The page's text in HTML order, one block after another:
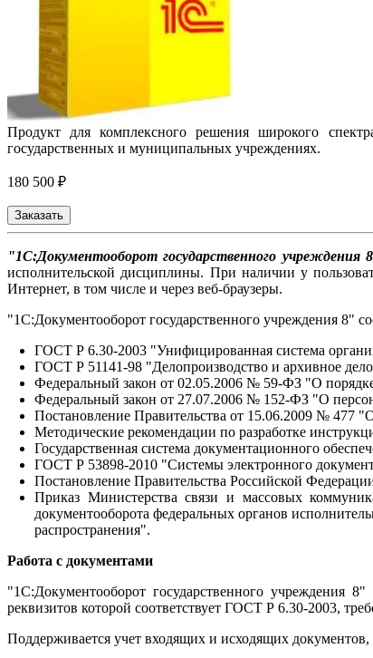
Продукт для комплексного решения широкого
государственных и муниципальных учреждениях.
180 500 ₽
Заказать
"1С:Документооборот государственного учреждения
исполнительской дисциплины. При наличии у
Интернет, в том числе и через веб-браузеры.
"1С:Документооборот государственного учреждения 8"
ГОСТ Р 6.30-2003 "Унифицированная система
ГОСТ Р 51141-98 "Делопроизводство и архивное
Федеральный закон от 02.05.2006 № 59-ФЗ "О
Федеральный закон от 27.07.2006 № 152-ФЗ "О
Постановление Правительства от 15.06.2009 № 477
Методические рекомендации по разработке
Государственная система документационного
ГОСТ Р 53898-2010 "Системы электронного
Постановление Правительства Российской
Приказ Министерства связи и массовых
документооборота федеральных органов
распространения".
Работа с документами
"1С:Документооборот государственного учреждения
реквизитов которой соответствует ГОСТ Р 6.30-2003,
Поддерживается учет входящих и исходящих